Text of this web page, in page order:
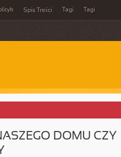
Spis Treści Tagi Tagi
DOMU CZY